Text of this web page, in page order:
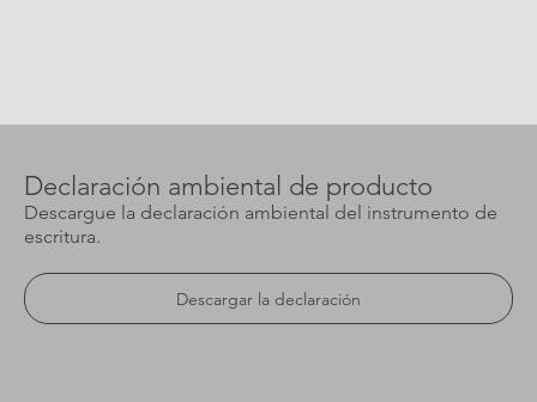
Declaración ambiental de producto
Descargue la declaración ambiental del instrumento de
escritura.
Descargar la declaración